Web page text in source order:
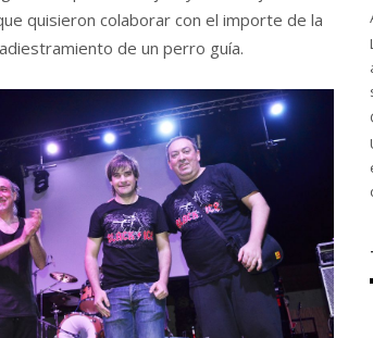
quisieron colaborar con el importe de la
de un perro guía.